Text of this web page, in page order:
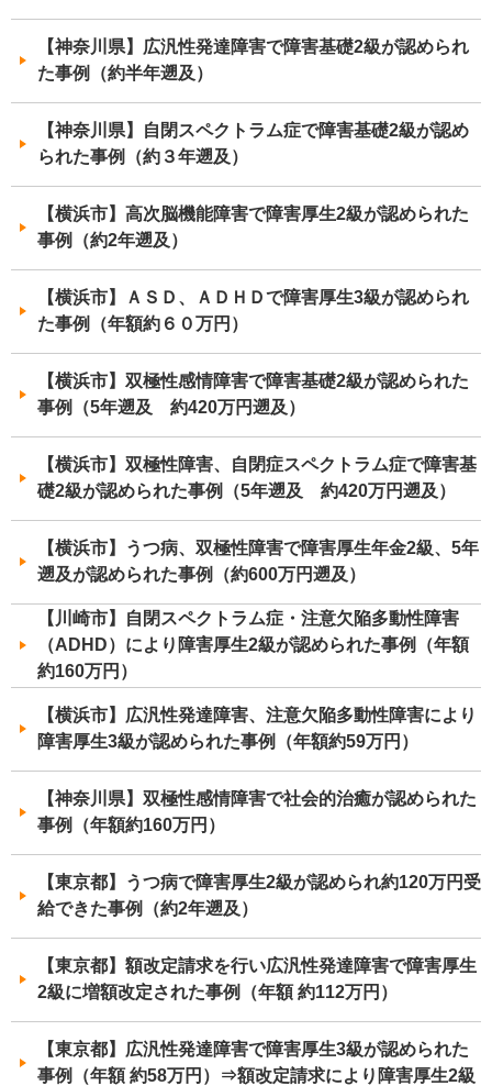
【神奈川県】広汎性発達障害で障害基礎2級が認められ
た事例（約半年遡及）
【神奈川県】自閉スペクトラム症で障害基礎2級が認め
られた事例（約３年遡及）
【横浜市】高次脳機能障害で障害厚生2級が認められた
事例（約2年遡及）
【横浜市】ＡＳＤ、ＡＤＨＤで障害厚生3級が認められ
た事例（年額約６０万円）
【横浜市】双極性感情障害で障害基礎2級が認められた
事例（5年遡及 約420万円遡及）
【横浜市】双極性障害、自閉症スペクトラム症で障害基
礎2級が認められた事例（5年遡及 約420万円遡及）
【横浜市】うつ病、双極性障害で障害厚生年金2級、5年
遡及が認められた事例（約600万円遡及）
【川崎市】自閉スペクトラム症・注意欠陥多動性障害
（ADHD）により障害厚生2級が認められた事例（年額
約160万円）
【横浜市】広汎性発達障害、注意欠陥多動性障害により
障害厚生3級が認められた事例（年額約59万円）
【神奈川県】双極性感情障害で社会的治癒が認められた
事例（年額約160万円）
【東京都】うつ病で障害厚生2級が認められ約120万円受
給できた事例（約2年遡及）
【東京都】額改定請求を行い広汎性発達障害で障害厚生
2級に増額改定された事例（年額 約112万円）
【東京都】広汎性発達障害で障害厚生3級が認められた
事例（年額 約58万円）⇒額改定請求により障害厚生2級